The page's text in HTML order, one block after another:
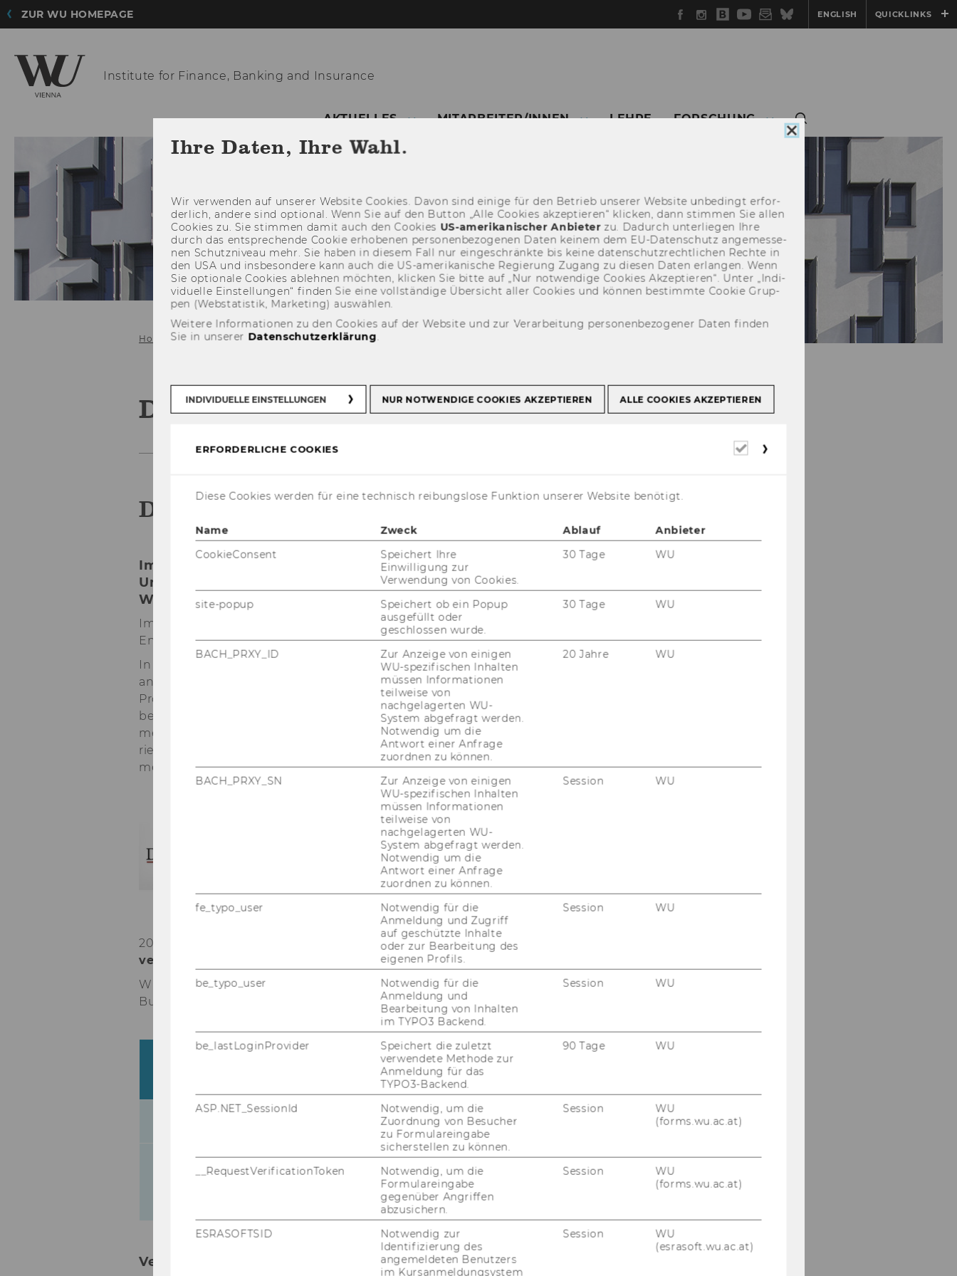
ZUR WU HOMEPAGE Facebook
Instagram
WU
Blog
YouTube
Newsletter
BlueskyENGLISH QUICKLINKS
Institute for Finance, Banking and Insurance
AKTUELLES MITARBEITER/INNEN LEHRE FORSCHUNG
Home Dockner Lectures
Dockner Lectures
Dock­ner Lec­tu­res
Im Gedenken an Prof. Engelbert Dockner begründen die
Universität Wien, die Technische Universität Wien und die
Wirtschaftsuniversität Wien die ”Dockner Lectures”.
Im April 2017 ist einer der re­nom­mier­tes­ten ös­ter­rei­chi­schen Öko­no­men,
En­gel­bert Dock­ner, nach lan­ger schwe­rer Krank­heit ver­stor­ben.
In sei­ner Dis­ser­ta­ti­on hat En­gel­bert Dock­ner eine ele­gan­te Sta­bi­li­täts­
ana­ly­se von Mo­del­len zwei­stu­fi­ger op­ti­ma­ler Steue­rung öko­no­mi­scher
Pro­zes­se her­ge­lei­tet. Ein wei­te­rer weg­wei­sen­der Bei­trag war seine Ar­
beit in ”Dif­fe­ren­ti­al Games in Eco­no­mics and Ma­nage­ment Sci­ence” (ge­
mein­sam mit Jor­gen­sen, Long und Sor­ger). Den größ­ten Teil sei­ner Kar­
rie­re war er Pro­fes­sor für Fi­nan­zen und ar­bei­te­te an ver­schie­de­nen The­
men wie Asset Pri­cing, Ri­si­ko­dy­na­mik und Fi­nanz­markt­struk­tu­ren.
Die erste Dock­ner Lec­tu­re fand 2019 an der
TU Wien mit Ngo Van Long von der Mc­Gill
Uni­ver­si­ty statt. Nach einer Corona-​Pause
wurde die Ver­an­stal­tungs­rei­he 2022 an der
Uni­ver­si­tät Wien mit einem Vor­trag von Cars
Hom­mes von der Uni­ver­si­tät Ams­ter­dam fort­
2023 wird die in­zwi­schen
3. Dock­ner Lec­tu­re an der Wirt­schafts­uni­
ver­si­tät Wien
Wir freu­en uns sehr
Ron Giamma­ri­novon der UBC Sau­der School of
Busi­ness für die dies­jäh­ri­ge Dock­ner Lec­tu­re ge­win­nen zu kön­nen.
Municipal Corporate Finance"
Mittwoch, 24. Mai 2023, 17:00 Uhr
Festsaal 2, Library & Learning Center,
Wirtschaftsuniverität Wien, Welthandelsplatz 1, 1020
Vergangene Veranstaltungen
Cookie
Consent
Ihre Daten, Ihre Wahl.
Wir ver­wen­den auf un­se­rer Web­site Coo­kies. Davon sind ei­ni­ge für den Be­trieb un­se­rer Web­site un­be­dingt er­for­
der­lich, an­de­re sind op­tio­nal. Wenn Sie auf den But­ton „Alle Coo­kies ak­zep­tie­ren“ kli­cken, dann stim­men Sie allen
Coo­kies zu. Sie stim­men damit auch den Coo­kies US-​amerikanischer An­bie­terzu. Da­durch un­ter­lie­gen Ihre
durch das ent­spre­chen­de Coo­kie er­ho­be­nen per­so­nen­be­zo­ge­nen Daten kei­nem dem EU-​Datenschutz an­ge­mes­se­
nen Schutz­ni­veau mehr. Sie haben in die­sem Fall nur ein­ge­schränk­te bis keine da­ten­schutz­recht­li­chen Rech­te in
den USA und ins­be­son­de­re kann auch die US-​amerikanische Re­gie­rung Zu­gang zu die­sen Daten er­lan­gen. Wenn
Sie op­tio­na­le Coo­kies ab­leh­nen möch­ten, kli­cken Sie bitte auf „Nur not­wen­di­ge Coo­kies Ak­zep­tie­ren“. Unter „In­di­
vi­du­el­le Ein­stel­lun­gen“ fin­den Sie eine voll­stän­di­ge Über­sicht aller Coo­kies und kön­nen be­stimm­te Coo­kie Grup­
pen (Web­sta­tis­tik, Mar­ke­ting) aus­wäh­len.
Weitere Informationen zu den Cookies auf der Website und zur Verarbeitung personenbezogener Daten finden
Sie in unserer Datenschutzerklärung
INDIVIDUELLE EINSTELLUNGEN NUR NOTWENDIGE COOKIES AKZEPTIEREN ALLE COOKIES AKZEPTIEREN
ERFORDERLICHE COOKIES
Erforderliche
Diese Cookies werden für eine technisch reibungslose Funktion unserer Website benötigt.
Name Zweck Ablauf
Anbieter
CookieConsent
Speichert Ihre
Einwilligung zur
Verwendung von Cookies.
30 Tage WU
site-popup
Speichert ob ein Popup
ausgefüllt oder
geschlossen wurde.
30 Tage WU
BACH_PRXY_ID
Zur Anzeige von einigen
WU-spezifischen Inhalten
müssen Informationen
teilweise von
nachgelagerten WU-
System abgefragt werden.
Notwendig um die
Antwort einer Anfrage
zuordnen zu können.
20 Jahre WU
BACH_PRXY_SN
Zur Anzeige von einigen
WU-spezifischen Inhalten
müssen Informationen
teilweise von
nachgelagerten WU-
System abgefragt werden.
Notwendig um die
Antwort einer Anfrage
zuordnen zu können.
Session WU
fe_typo_user
Notwendig für die
Anmeldung und Zugriff
auf geschützte Inhalte
oder zur Bearbeitung des
eigenen Profils.
Session WU
be_typo_user
Notwendig für die
Anmeldung und
Bearbeitung von Inhalten
im TYPO3 Backend.
Session WU
be_lastLoginProvider
Speichert die zuletzt
verwendete Methode zur
Anmeldung für das
TYPO3-Backend.
90 Tage WU
ASP.NET_SessionId
Notwendig, um die
Zuordnung von Besucher
zu Formulareingabe
sicherstellen zu können.
Session
WU
(forms.wu.ac.at)
__RequestVerificationToken
Notwendig, um die
Formulareingabe
gegenüber Angriffen
abzusichern.
Session
WU
(forms.wu.ac.at)
ESRASOFTSID
Notwendig zur
Identifizierung des
angemeldeten Benutzers
im Kursanmeldungsystem
Session
WU
(esrasoft.wu.ac.at)